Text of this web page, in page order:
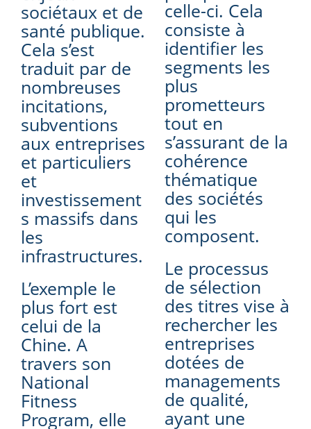
sociétaux et de
santé publique.
Cela s’est
traduit par de
nombreuses
incitations,
subventions
aux entreprises
et particuliers
et
investissement
s massifs dans
les
infrastructures.
L’exemple le
plus fort est
celui de la
Chine. A
travers son
National
Fitness
Program, elle
celle-ci. Cela
consiste à
identifier les
segments les
plus
prometteurs
tout en
s’assurant de la
cohérence
thématique
des sociétés
qui les
composent.
Le processus
de sélection
des titres vise à
rechercher les
entreprises
dotées de
managements
de qualité,
ayant une